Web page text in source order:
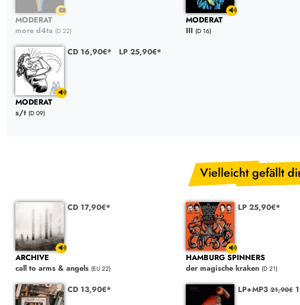
MODERAT
more d4ta (D 22)
MODERAT
III (D 16)
CD 16,90€* LP 25,90€*
MODERAT
s/t (D 09)
Vielleicht gefällt
CD 17,90€*
ARCHIVE
call to arms & angels (EU 22)
LP 25,90€*
HAMBURG SPINNERS
der magische kraken (D 21)
CD 13,90€* LP+MP3 21,90€